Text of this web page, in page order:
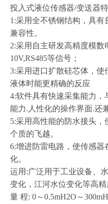
投入式液位传感器/变送器
1:采用全不锈钢结构，具
兼容性。
2:采用自主研发高精度模数
10V,RS485等信号；
3:采用进口扩散硅芯体，
液体时能更精确的反应
4:软件具有快速采集能力
能力.人性化的操作界面.还
5:采用高性能的防水接头
个质的飞越。
6:增进防雷电路，使传感
化。
运用 :广泛用于工业设备、
变化，江河水位变化等高精
量 程: 0～0.5mH2O～